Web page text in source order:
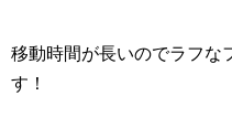
移動時間が長いのでラフな
す！